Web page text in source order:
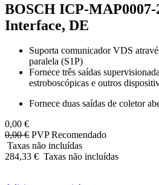
BOSCH ICP-MAP0007-
Interface, DE
Suporta comunicador VDS
paralela (S1P)
Fornece três saídas
estroboscópicas e outros
Fornece duas saídas de coletor
0,00 €
0,00€ PVP Recomendado
Taxas não incluídas
284,33 € Taxas não incluídas